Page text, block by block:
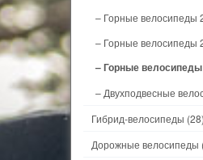
– Горные велосипеды
– Горные велосипеды
– Горные
– Двухподвесные
Гибрид-велосипеды (28)
Дорожные велосипеды